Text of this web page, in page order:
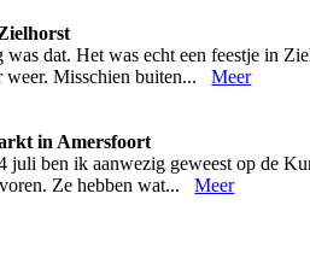
was dat. Het was echt een feestje in
weer. Misschien buiten...Meer
in Amersfoort
juli ben ik aanwezig geweest op de
voren. Ze hebben wat...Meer